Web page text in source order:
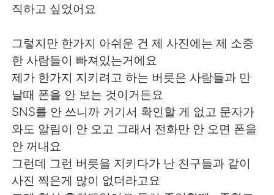
직하고 싶었어요
그렇지만 한가지 아쉬운 건 제 사진에는 제 소중
한 사람들이 빠져있는거에요
제가 한가지 지키려고 하는 버릇은 사람들과 만
날때 폰을 안 보는 것이거든요
SNS를 안 쓰니까 거기서 확인할 게 없고 문자가
와도 알림이 안 오고 그래서 전화만 안 오면 폰을
안 꺼내요
그런데 그런 버릇을 지키다가 난 친구들과 같이
사진 찍은게 많이 없더라고요